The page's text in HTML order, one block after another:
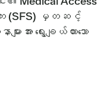
ေး (SFS) မှတဆင့်
းအား ရွေးချယ်ထားသော